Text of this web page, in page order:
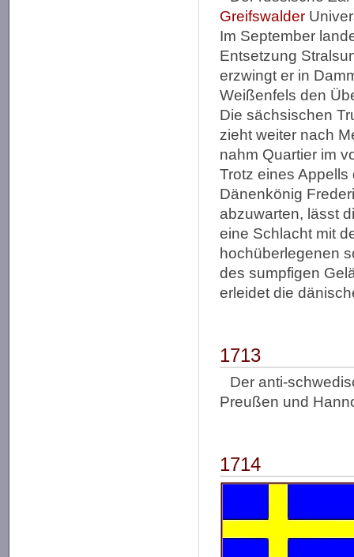
Greifswalder
Im September
Entsetzung
erzwingt er in
Weißenfels den
Die sächsischen
zieht weiter nach
nahm Quartier im
Trotz eines
Dänenkönig
abzuwarten, lässt
eine Schlacht mit
hochüberlegenen
des sumpfigen
erleidet die
1713
Der anti-
Preußen und
1714